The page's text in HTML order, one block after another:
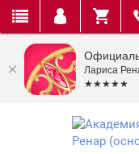
Лариса
★★★★★